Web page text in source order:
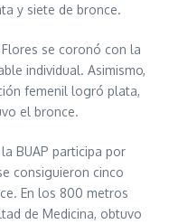
y siete de bronce.
se coronó con la
individual. Asimismo,
femenil logró plata,
el bronce.
BUAP participa por
consiguieron cinco
En los 800 metros
de Medicina, obtuvo